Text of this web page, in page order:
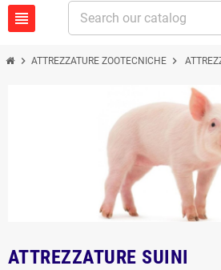
view_headline
chevron_right ATTREZZATURE ZOOTECNICHE chevron_right
ATTREZZATURE SUINI